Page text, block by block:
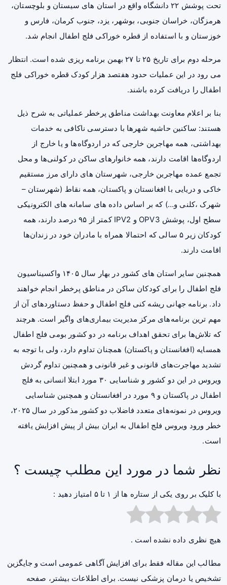
تحت پوشش ۲۲ دانشگاه واقع در استان های سیستان و بلوچستان،
هرمزگان، خراسان جنوبی، بوشهر، یزد، جنوب کرمان، فارس و
خوزستان و با استفاده از قطره خوراکی فلج اطفال انجام شد.
مرحله دوم برای تاریخ ۲۵ تا ۲۷ بهمن برنامه ریزی شده است. انتظار
می رود در این عملیات حدود هفتصد هزار کودک قطره خوراکی فلج
اطفال را دریافت کرده باشند.
بنا بر اعلام معاونت بهداشت مناطق پرخطر عملیاتی به شرح ذیل
هستند: ساکنین حاشیه شهرها با دسترسی ناکافی به خدمات
بهداشتی، همه مهاجرین خارجی که در اردوگاه‌ها و یا خارج از
اردوگاه‌ها اقامت دارند، همه خانوارهای ساکن در کولنی‌ها و محل
تجمع عمده مهاجرین خارجی، شهرستان های دارای مرز مستقیم
خاکی و دریایی با افغانستان و پاکستان، همه نقاط (شهرستان –
شهرک ،کلنی و…) که بر اساس داده های سامانه های الکترونیکی
سطح اول، پوشش OPV3 و IPV2 کمتر از ۹۵ درصد دارند، همه
کودکان زیر ۵ سالی که احتمالا همراه با مادران خود در زندان‌ها
اقامت دارند.
همچنین سایر استان های کشور در بهار سال ۱۴۰۵ واکسیناسیون
فلج اطفال را برای کودکان ساکن در مناطق پرخطر انجام خواهند
داد. برنامه جهانی ریشه کنی فلج اطفال و حفظ دستاوردهای آن از
مهم ترین برنامه‌های مرکز مدیریت بیماری‌های واگیر است. هرچند
که تلاش‌ها برای تحقق اهداف برنامه در دو کشور بومی فلج اطفال
همسایه (افغانستان و پاکستان) همچنان تداوم دارد، ولی با توجه به
تشدید مهاجرت‌های قانونی و غیر قانونی و همچنین تداوم گردش
ویروس در این دو کشور و شناسایی ۳۰ مورد ابتلا انسانی به فلج
اطفال در پاکستان و ۹ مورد در افغانستان و همچنین شناسایی
ویروس در نمونه‌های متعدد فاضلاب دو کشور مذکور در سال ۲۰۲۵،
خطر ورود ویروس فلج اطفال به ایران بیش از پیش افزایش یافته
است.
نظر شما در مورد این مطلب چیست ؟
با کلیک بر روی یکی از ستاره ها از ۱ تا ۵ امتیاز دهید :
هیچ نظری داده نشده است .
مطالب این مقاله فقط برای افزایش آگاهی عمومی است و جایگزین
تشخیص یا درمان پزشکی نیست. برای اطلاعات بیشتر، صفحه